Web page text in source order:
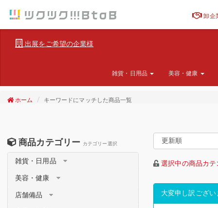
卸企
出展をご希望の企業様
雑貨・日用品 美容・健康
ホーム キーワードにマッチした商品一覧
商品カテゴリー カテゴリー選択
雑貨・日用品
美容・健康
店舗備品
選択中の商品カ
大変申し訳ござい